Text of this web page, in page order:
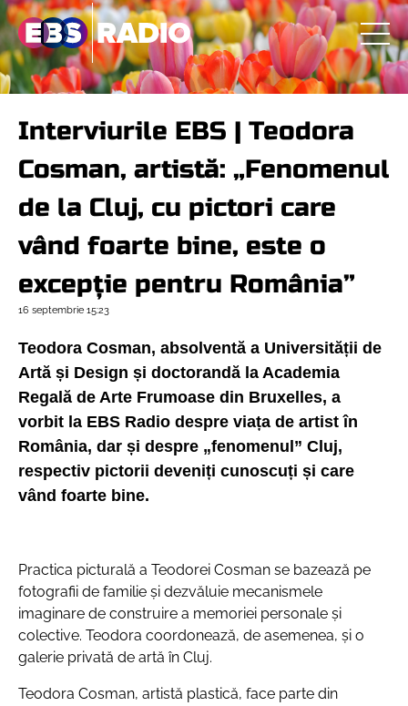
Interviurile EBS | Teodora
Cosman, artistă: „Fenomenul
de la Cluj, cu pictori care
vând foarte bine, este o
excepție pentru România”
16 septembrie 15:23
Teodora Cosman, absolventă a Universității de
Artă și Design și doctorandă la Academia
Regală de Arte Frumoase din Bruxelles, a
vorbit la EBS Radio despre viața de artist în
România, dar și despre „fenomenul” Cluj,
respectiv pictorii deveniți cunoscuți și care
vând foarte bine.
Practica picturală a Teodorei Cosman se bazează pe
fotografii de familie și dezvăluie mecanismele
imaginare de construire a memoriei personale și
colective. Teodora coordonează, de asemenea, și o
galerie privată de artă în Cluj.
Teodora Cosman, artistă plastică, face parte din